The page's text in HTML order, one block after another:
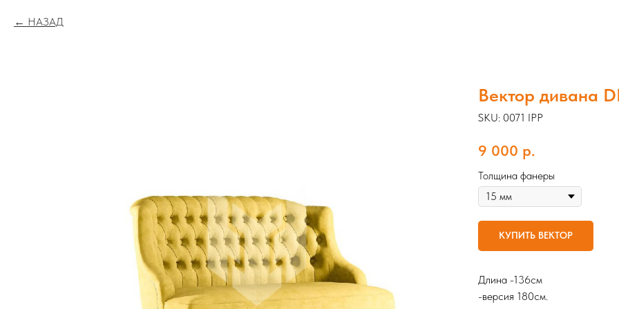
НАЗАД
Вектор дивана
SKU: 0071 IPP
9 000 р.
Толщина фанеры
КУПИТЬ ВЕКТОР
Длина -136см
-версия 180см.